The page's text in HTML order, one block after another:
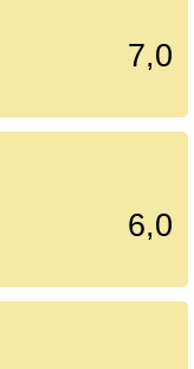
7,0
6,0